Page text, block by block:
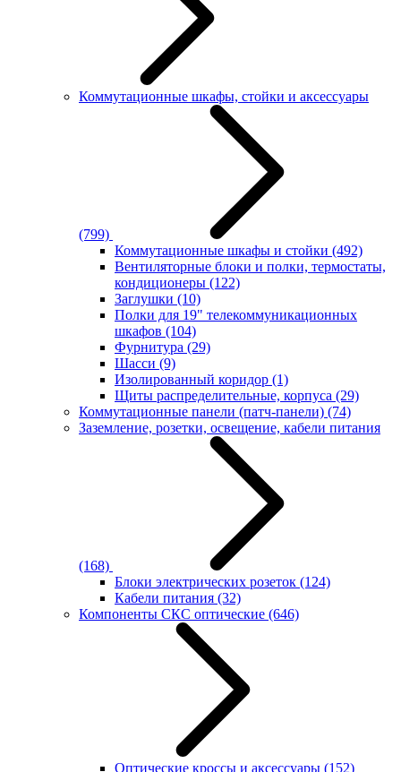
Коммутационные шкафы, стойки и аксессуары
(799)
Коммутационные шкафы и стойки (492)
Вентиляторные блоки и полки, термостаты,
кондиционеры (122)
Заглушки (10)
Полки для 19" телекоммуникационных
шкафов (104)
Фурнитура (29)
Шасси (9)
Изолированный коридор (1)
Щиты распределительные, корпуса (29)
Коммутационные панели (патч-панели) (74)
Заземление, розетки, освещение, кабели питания
(168)
Блоки электрических розеток (124)
Кабели питания (32)
Компоненты СКС оптические (646)
Оптические кроссы и аксессуары (152)